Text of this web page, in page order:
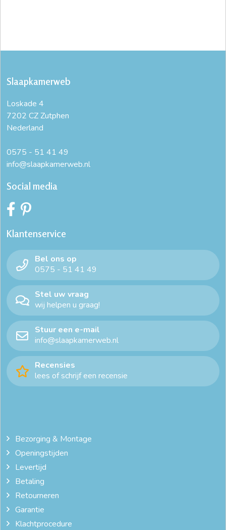
Slaapkamerweb
Loskade 4
7202 CZ Zutphen
Nederland
0575 - 51 41 49
info@slaapkamerweb.nl
Social media
Klantenservice
Bel ons op
0575 - 51 41 49
Stel uw vraag
wij helpen u graag!
Stuur een e-mail
info@slaapkamerweb.nl
Recensies
lees of schrijf een recensie
Bezorging & Montage
Openingstijden
Levertijd
Betaling
Retourneren
Garantie
Klachtprocedure